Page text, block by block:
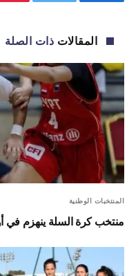
المقالات ذات الصلة
المنتخبات الوطنية
منتخب كرة السلة ينهزم في